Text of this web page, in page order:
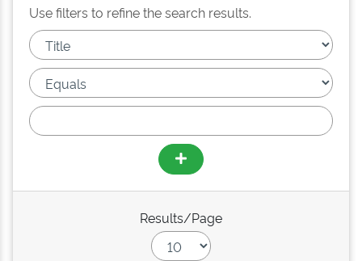
Use filters to refine the search results.
Results/Page